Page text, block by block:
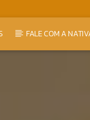
FALE COM A